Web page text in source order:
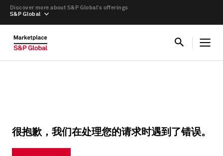
S&P Global
Discover more about S&P Global’s offerings
很抱歉，我们在处理您的请求时遇到了错误。